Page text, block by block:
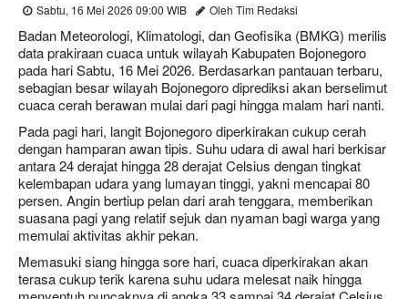
Sabtu, 16 Mei 2026 09:00 WIB Oleh Tim Redaksi
Badan Meteorologi, Klimatologi, dan Geofisika (BMKG) merilis
data prakiraan cuaca untuk wilayah Kabupaten Bojonegoro
pada hari Sabtu, 16 Mei 2026. Berdasarkan pantauan terbaru,
sebagian besar wilayah Bojonegoro diprediksi akan berselimut
cuaca cerah berawan mulai dari pagi hingga malam hari nanti.
Pada pagi hari, langit Bojonegoro diperkirakan cukup cerah
dengan hamparan awan tipis. Suhu udara di awal hari berkisar
antara 24 derajat hingga 28 derajat Celsius dengan tingkat
kelembapan udara yang lumayan tinggi, yakni mencapai 80
persen. Angin bertiup pelan dari arah tenggara, memberikan
suasana pagi yang relatif sejuk dan nyaman bagi warga yang
memulai aktivitas akhir pekan.
Memasuki siang hingga sore hari, cuaca diperkirakan akan
terasa cukup terik karena suhu udara melesat naik hingga